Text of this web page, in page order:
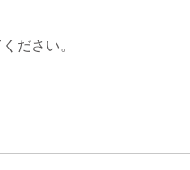
ださい。